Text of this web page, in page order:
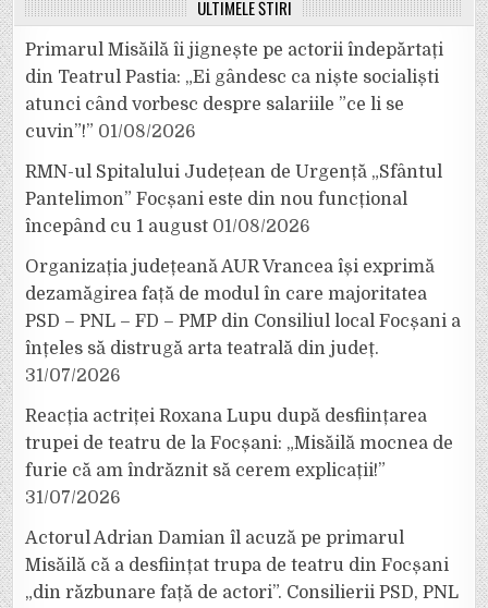
ULTIMELE ȘTIRI
Primarul Misăilă îi jignește pe actorii îndepărtați
din Teatrul Pastia: „Ei gândesc ca niște socialiști
atunci când vorbesc despre salariile ”ce li se
cuvin”!” 01/08/2026
RMN-ul Spitalului Județean de Urgență „Sfântul
Pantelimon” Focșani este din nou funcțional
începând cu 1 august 01/08/2026
Organizația județeană AUR Vrancea își exprimă
dezamăgirea față de modul în care majoritatea
PSD – PNL – FD – PMP din Consiliul local Focșani a
înțeles să distrugă arta teatrală din județ.
31/07/2026
Reacția actriței Roxana Lupu după desființarea
trupei de teatru de la Focșani: „Misăilă mocnea de
furie că am îndrăznit să cerem explicații!”
31/07/2026
Actorul Adrian Damian îl acuză pe primarul
Misăilă că a desființat trupa de teatru din Focșani
„din răzbunare față de actori”. Consilierii PSD, PNL